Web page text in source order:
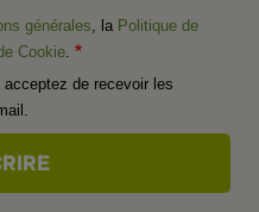
générales , la Politique de
Cookie
de recevoir les